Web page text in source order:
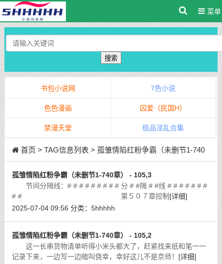
菜单
搜索
书包小说网 7色小说
色色漫画 囚爱（民国H）
禁漫天堂 极品淫乱合集
首页 > TAG信息列表 > 孤雏情陷红粉争霸（未删节1-740
孤雏情陷红粉争霸（未删节1-740章） - 105,3
节间分隔线：# # # # # # # # # 分 # #隔 # #线 # # # # # # #
# # 第５０７章控制 [详细]
2025-07-04 09:56 分类： 5hhhhh
孤雏情陷红粉争霸（未删节1-740章） - 105,2
这一长串货物清单听得小米头都大了，赶紧找来纸和笔一一
记录下来，一边写一边暗叫侥幸，幸好这儿不是京师！ [详细]